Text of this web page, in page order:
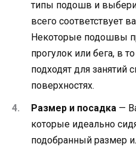
типы подошв и
всего соответствует
Некоторые подошвы
прогулок или бега, в
подходят для занятий
поверхностях.
Размер и посадка —
которые идеально
подобранный размер